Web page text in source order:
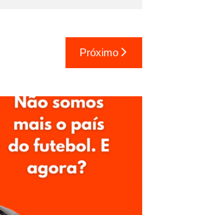
Próximo